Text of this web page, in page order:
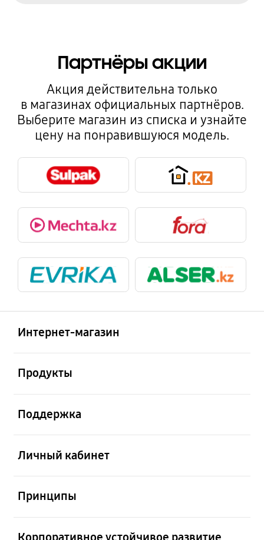
Партнёры акции
Акция действительна только
в магазинах официальных партнёров.
Выберите магазин из списка и узнайте
цену на понравившуюся модель.
Интернет-магазин
Продукты
Поддержка
Личный кабинет
Принципы
Корпоративное устойчивое развитие